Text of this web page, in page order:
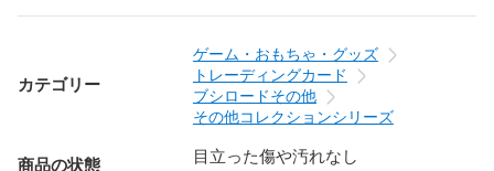
カテゴリー
ゲーム・おもちゃ・グッズ
トレーディングカード
ブシロードその他
その他コレクションシリーズ
商品の状態 目立った傷や汚れなし